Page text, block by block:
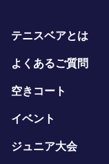
テニスベアとは
よくあるご質問
空きコート
イベント
ジュニア大会